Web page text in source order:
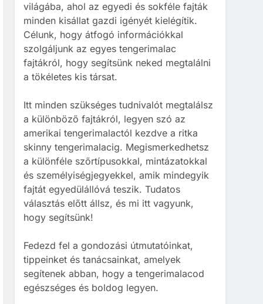
1
Tengerimalac és nyúl
együtt tartása
BLOG ELHELYEZÉSÜK
2
tengerimalac?
TÁPLÁLÁS
3
Banánt ehet a
tengerimalac?
TÁPLÁLÁS TENGERIMALAC TARTÁS
tudnod kell
TENGERIMALAC TARTÁS
5
Milyen gyakran kell
világába, ahol az egyedi és sokféle fajták
minden kisállat gazdi igényét kielégítik.
Célunk, hogy átfogó információkkal
szolgáljunk az egyes tengerimalac
fajtákról, hogy segítsünk neked megtalálni
a tökéletes kis társat.
Itt minden szükséges tudnivalót megtalálsz
a különböző fajtákról, legyen szó az
amerikai tengerimalactól kezdve a ritka
skinny tengerimalacig. Megismerkedhetsz
a különféle szőrtípusokkal, mintázatokkal
és személyiségjegyekkel, amik mindegyik
fajtát egyedülállóvá teszik. Tudatos
választás előtt állsz, és mi itt vagyunk,
hogy segítsünk!
Fedezd fel a gondozási útmutatóinkat,
tippeinket és tanácsainkat, amelyek
segítenek abban, hogy a tengerimalacod
egészséges és boldog legyen.